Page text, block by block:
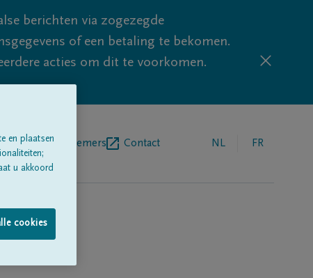
berichten via zogezegde
of een betaling te bekomen.
acties om dit te voorkomen.
Contact NL FR
en plaatsen
u akkoord
cookies